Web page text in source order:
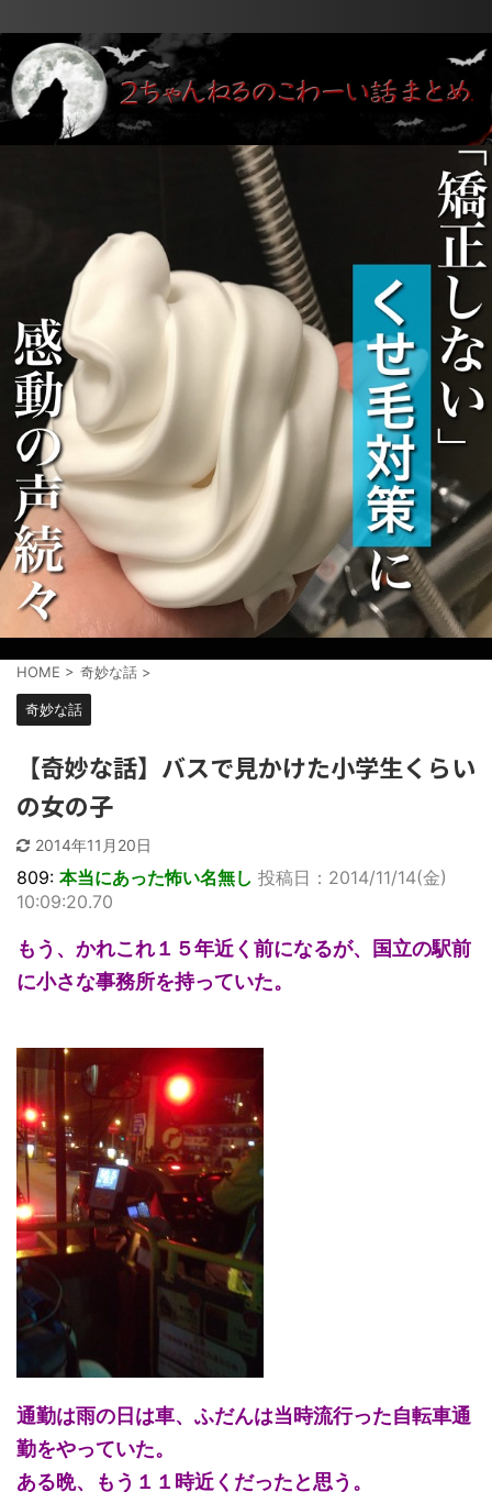
HOME > 奇妙な話 >
奇妙な話
【奇妙な話】バスで見かけた小学生くらい
の女の子
2014年11月20日
809: 本当にあった怖い名無し 投稿日：2014/11/14(金)
10:09:20.70
もう、かれこれ１５年近く前になるが、国立の駅前
に小さな事務所を持っていた。
通勤は雨の日は車、ふだんは当時流行った自転車通
勤をやっていた。
ある晩、もう１１時近くだったと思う。